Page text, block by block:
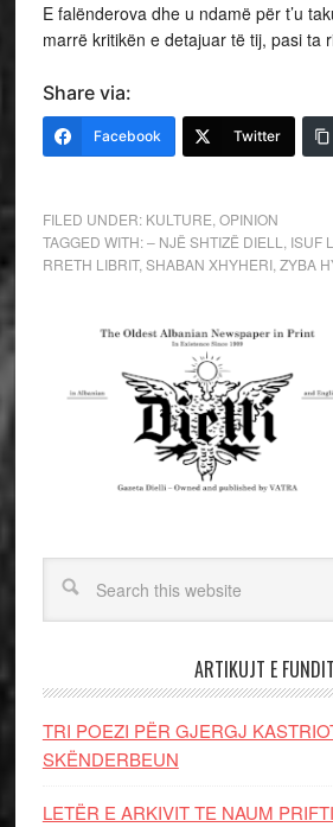
E falënderova dhe u ndamë për t’u
marrë kritikën e detajuar të tij, pasi ta
Share via:
Facebook Twitter
FILED UNDER: KULTURE OPINION
TAGGED WITH:– NJË SHTIZË DIELL ISUF
RRETH LIBRIT, SHABAN XHYHERI, ZYBA
ARTIKUJT E FUNDIT
TRI POEZI PËR GJERGJ
SKËNDERBEUN
LETËR E ARKIVIT TE NAUM